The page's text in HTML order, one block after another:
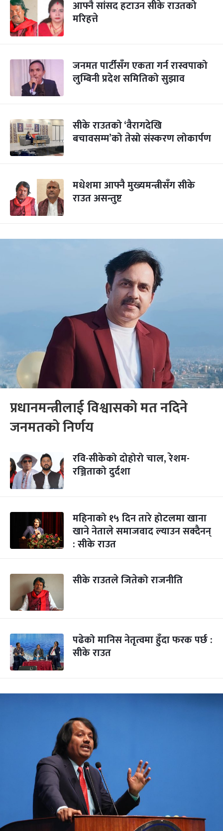
आफ्नै सांसद हटाउन सीके राउतको
मरिहत्ते
जनमत पार्टीसँग एकता गर्न रास्वपाको
लुम्बिनी प्रदेश समितिको सुझाव
सीके राउतको ‘वैरागदेखि
बचावसम्म’को तेस्रो संस्करण लोकार्पण
मधेशमा आफ्नै मुख्यमन्त्रीसँग सीके
राउत असन्तुष्ट
प्रधानमन्त्रीलाई विश्वासको मत नदिने
जनमतको निर्णय
रवि-सीकेको दोहोरो चाल, रेशम-
रञ्जिताको दुर्दशा
महिनाको १५ दिन तारे होटलमा खाना
खाने नेताले समाजवाद ल्याउन सक्दैनन्
: सीके राउत
सीके राउतले जितेको राजनीति
पढेको मानिस नेतृत्वमा हुँदा फरक पर्छ :
सीके राउत